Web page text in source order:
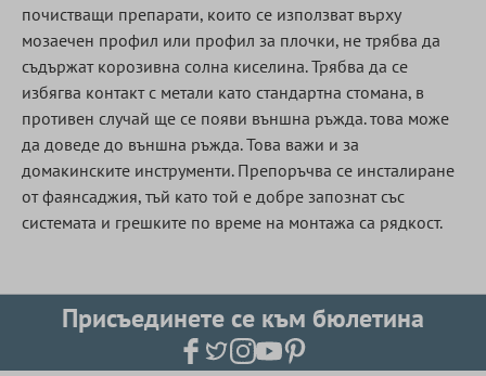
почистващи препарати, които се използват върху
мозаечен профил или профил за плочки, не трябва да
съдържат корозивна солна киселина. Трябва да се
избягва контакт с метали като стандартна стомана, в
противен случай ще се появи външна ръжда. това може
да доведе до външна ръжда. Това важи и за
домакинските инструменти. Препоръчва се инсталиране
от фаянсаджия, тъй като той е добре запознат със
системата и грешките по време на монтажа са рядкост.
Присъединете се към бюлетина